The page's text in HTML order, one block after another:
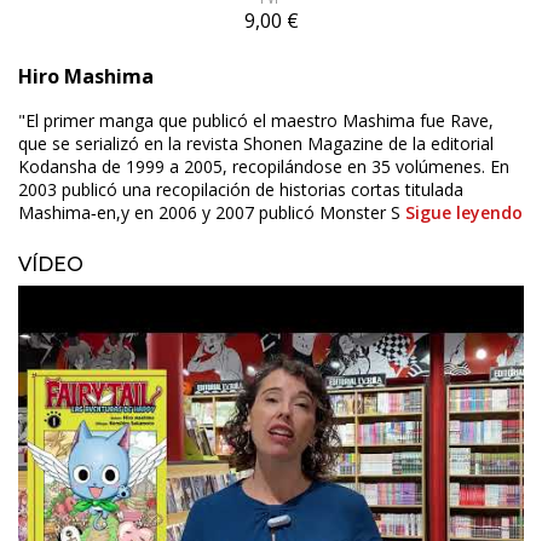
9,00 €
Hiro Mashima
"El primer manga que publicó el maestro Mashima fue Rave,
que se serializó en la revista Shonen Magazine de la editorial
Kodansha de 1999 a 2005, recopilándose en 35 volúmenes. En
2003 publicó una recopilación de historias cortas titulada
Mashima‐en,y en 2006 y 2007 publicó Monster S Sigue leyendo
VÍDEO
ÚLTIMO NÚMERO PUBLICADO